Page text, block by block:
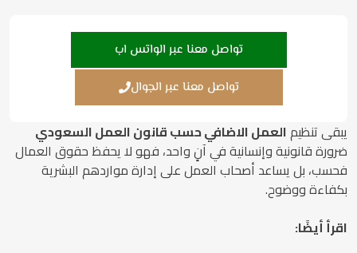
تواصل معنا عبر الواتس اب
تواصل معنا عبر الجوال
يبقى تنظيمالعمل الاضافي حسب قانون العمل السعودي
ضرورة قانونية وإنسانية في آنٍ واحد، فهو لا يحفظ حقوق العمال
فحسب، بل يساعد أصحاب العمل على إدارة مواردهم البشرية
بكفاءة ووضوح.
اقرأ أيضًا: